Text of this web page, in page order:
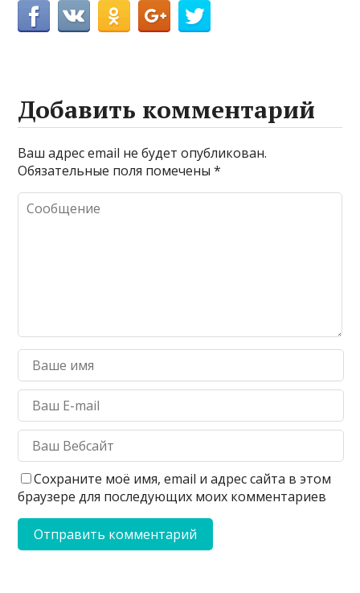
Добавить комментарий
Ваш адрес email не будет опубликован.
Обязательные поля помечены*
Сохраните моё имя, email и адрес сайта в этом
браузере для последующих моих комментариев